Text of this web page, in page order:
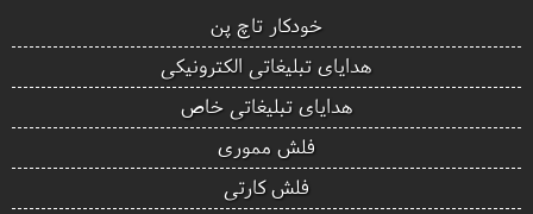
خودکار تاچ پن
هدایای تبلیغاتی الکترونیکی
هدایای تبلیغاتی خاص
فلش مموری
فلش کارتی